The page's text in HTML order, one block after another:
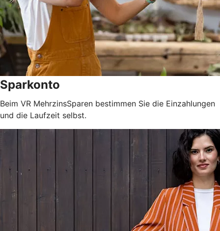
Sparkonto
Beim VR MehrzinsSparen bestimmen Sie die Einzahlungen
und die Laufzeit selbst.